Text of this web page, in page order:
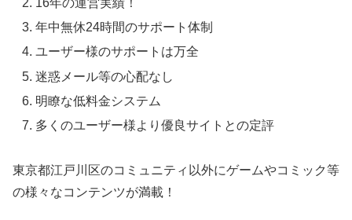
16年の運営実績！
年中無休24時間のサポート体制
ユーザー様のサポートは万全
迷惑メール等の心配なし
明瞭な低料金システム
多くのユーザー様より優良サイトとの定評
東京都江戸川区のコミュニティ以外にゲームやコミック等
の様々なコンテンツが満載！